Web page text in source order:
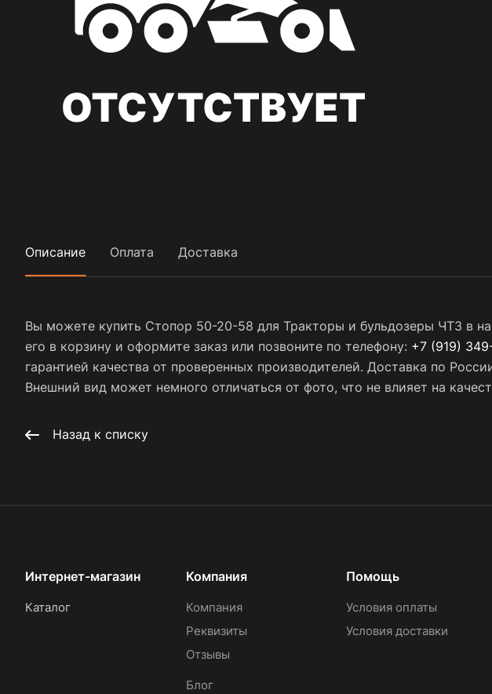
Описание Оплата Доставка
Вы можете купить Стопор 50-20-58 для Тракторы и бульдозеры ЧТЗ в
его в корзину и оформите заказ или позвоните по телефону: +7 (919)
гарантией качества от проверенных производителей. Доставка по
Внешний вид может немного отличаться от фото, что не влияет на
Назад к списку
Интернет-магазин
Каталог
Компания
Компания
Реквизиты
Отзывы
Блог
Помощь
Условия оплаты
Условия доставки